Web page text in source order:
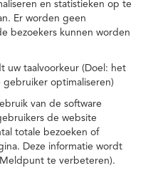
en statistieken op te
Er worden geen
bezoekers kunnen worden
uw taalvoorkeur (Doel: het
optimaliseren)
van de software
de website
totale bezoeken of
Deze informatie wordt
te verbeteren).